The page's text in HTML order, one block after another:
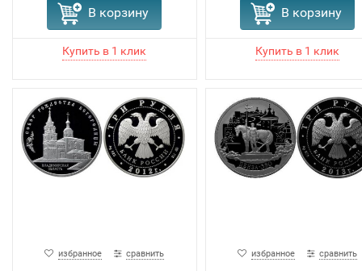
В корзину В корзину
избранное сравнить избранное сравнить